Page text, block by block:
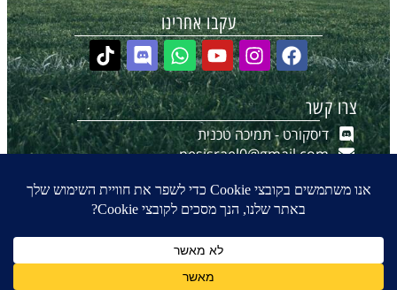
עקבו אחרינו
צרו קשר
דיסקורט - תמיכה טכנית
pesisrael0@gmail.com
הערוץ שלנו ב-WhatsApp